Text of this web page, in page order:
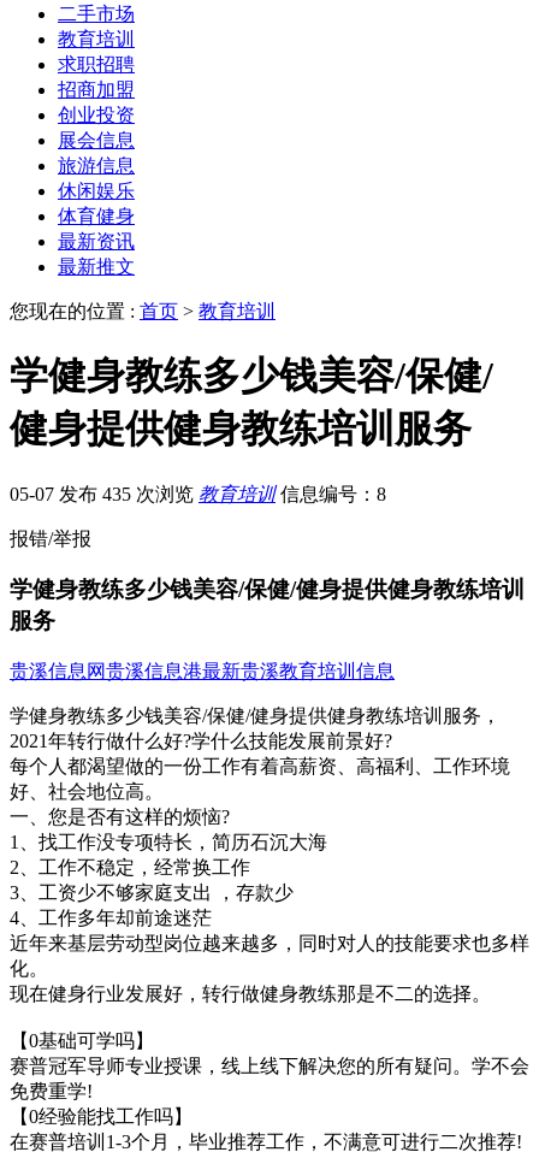
二手市场
教育培训
求职招聘
招商加盟
创业投资
展会信息
旅游信息
休闲娱乐
体育健身
最新资讯
最新推文
您现在的位置 : 首页 > 教育培训
学健身教练多少钱美容/保健/
健身提供健身教练培训服务
05-07 发布 435 次浏览 教育培训 信息编号：8
报错/举报
学健身教练多少钱美容/保健/健身提供健身教练培训
服务
贵溪信息网贵溪信息港最新贵溪教育培训信息
学健身教练多少钱美容/保健/健身提供健身教练培训服务，
2021年转行做什么好?学什么技能发展前景好?
每个人都渴望做的一份工作有着高薪资、高福利、工作环境
好、社会地位高。
一、您是否有这样的烦恼?
1、找工作没专项特长，简历石沉大海
2、工作不稳定，经常换工作
3、工资少不够家庭支出 ，存款少
4、工作多年却前途迷茫
近年来基层劳动型岗位越来越多，同时对人的技能要求也多样
化。
现在健身行业发展好，转行做健身教练那是不二的选择。
【0基础可学吗】
赛普冠军导师专业授课，线上线下解决您的所有疑问。学不会
免费重学!
【0经验能找工作吗】
在赛普培训1-3个月，毕业推荐工作，不满意可进行二次推荐!